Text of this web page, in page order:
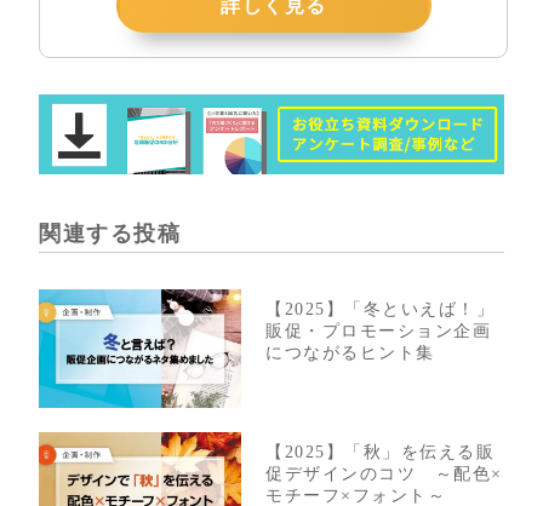
詳しく見る
関連する投稿
【2025】「冬といえば！」
販促・プロモーション企画
につながるヒント集
【2025】「秋」を伝える販
促デザインのコツ ～配色×
モチーフ×フォント～